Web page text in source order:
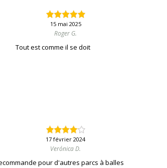
15 mai 2025
Roger G.
Tout est comme il se doit
17 février 2024
Verónica D.
pour d'autres parcs à balles